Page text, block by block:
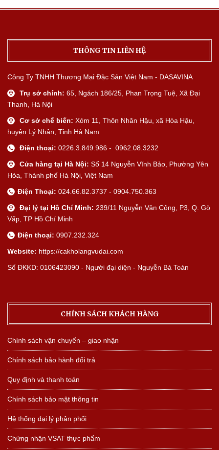
THÔNG TIN LIÊN HỆ
Công Ty TNHH Thương Mại Đặc Sản Việt Nam - DASAVINA
Trụ sở chính: 65, Ngách 186/25, Phan Trọng Tuệ, Xã Đại
Thanh, Hà Nội
Cơ sở chế biến: Xóm 11, Thôn Nhân Hậu, xã Hòa Hậu,
huyện Lý Nhân, Tỉnh Hà Nam
Điện thoại: 0226.3.849.986 - 0962.08.3232
Cửa hàng tại Hà Nội: Số 14 Nguyễn Vĩnh Bảo, Phường Yên
Hòa, Thành phố Hà Nội, Việt Nam
Điện Thoại: 024.66.82.3737 - 0904.750.363
Đại lý tại Hồ Chí Minh: 239/11 Nguyễn Văn Công, P3, Q. Gò
Vấp, TP Hồ Chí Minh
Điện thoại: 0907.232.324
Website: https://cakholangvudai.com
Số ĐKKD: 0106423090 - Người đại diện - Nguyễn Bá Toàn
CHÍNH SÁCH KHÁCH HÀNG
Chính sách vận chuyển – giao nhận
Chính sách bảo hành đổi trả
Quy định và thanh toán
Chính sách bảo mật thông tin
Hệ thống đại lý phân phối
Chứng nhận VSAT thực phẩm